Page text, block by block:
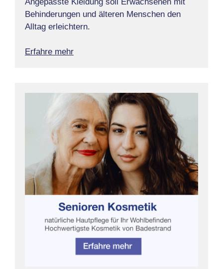
Behinderungen und älteren Menschen den
Alltag erleichtern.
Erfahre mehr